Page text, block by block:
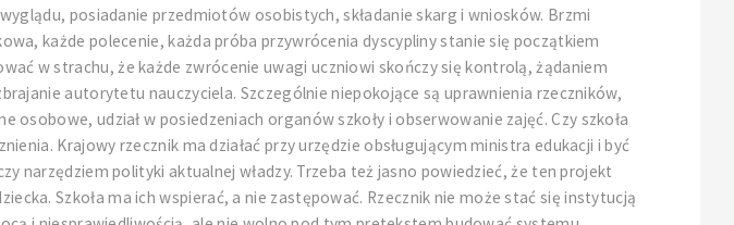
posiadanie przedmiotów osobistych, składanie skarg i wniosków. Brzmi
każde polecenie, każda próba przywrócenia dyscypliny stanie się początkiem
w strachu, że każde zwrócenie uwagi uczniowi skończy się kontrolą, żądaniem
autorytetu nauczyciela. Szczególnie niepokojące są uprawnienia rzeczników,
udział w posiedzeniach organów szkoły i obserwowanie zajęć. Czy szkoła
Krajowy rzecznik ma działać przy urzędzie obsługującym ministra edukacji i być
narzędziem polityki aktualnej władzy. Trzeba też jasno powiedzieć, że ten projekt
Szkoła ma ich wspierać, a nie zastępować. Rzecznik nie może stać się instytucją